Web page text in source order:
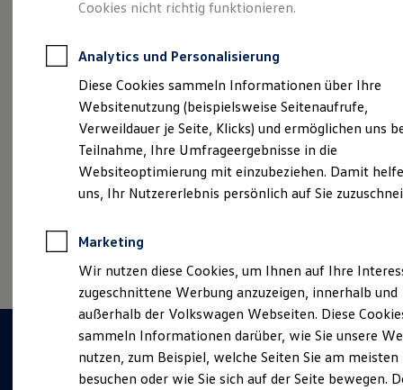
Leasing ohne Anzahlung
Autokredit mit Schlussrate
Versicherungen und Garantien
Kfz-Versicherung
Restschuldversicherungen
Garantien
Wartungsverträge
Geschäftskunden
Professional Class bei Volkswagen
Großkunden
Behörden
Anpfiff zum Gewinn
Elektroautos
ID. Tutorials
Elektrofahrzeugkonzepte
Reichweite
Reichweite der ID. Modelle
Reichweite im Winter
ID. Polo
Impressum & Rechtliches
Cookies nicht richtig funktionieren.
Analytics und Personalisierung
Diese Cookies sammeln Informationen über Ihre
Websitenutzung (beispielsweise Seitenaufrufe,
Verweildauer je Seite, Klicks) und ermöglichen uns
Teilnahme, Ihre Umfrageergebnisse in die
Websiteoptimierung mit einzubeziehen. Damit
uns, Ihr Nutzererlebnis persönlich auf Sie
Marketing
Wir nutzen diese Cookies, um Ihnen auf Ihre
zugeschnittene Werbung anzuzeigen, innerhalb und
außerhalb der Volkswagen Webseiten. Diese
sammeln Informationen darüber, wie Sie unsere
nutzen, zum Beispiel, welche Seiten Sie am meisten
besuchen oder wie Sie sich auf der Seite bewegen.